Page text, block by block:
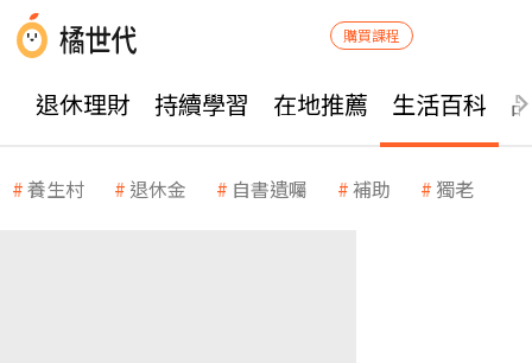
購買課程
退休理財 持續學習 在地推薦 生活百科
養生村 退休金 自書遺囑 補助 獨老